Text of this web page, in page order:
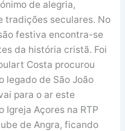
de alegria,
tradições seculares. No
festiva encontra-se
da história cristã. Foi
Costa procurou
legado de São João
para o ar este
Igreja Açores na RTP
de Angra, ficando